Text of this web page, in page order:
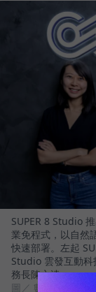
SUPER 8 Studio
業免程式，以自然
快速部署。左起
Studio 雲發互動科
務長陳之逵
圖／ 數位時代